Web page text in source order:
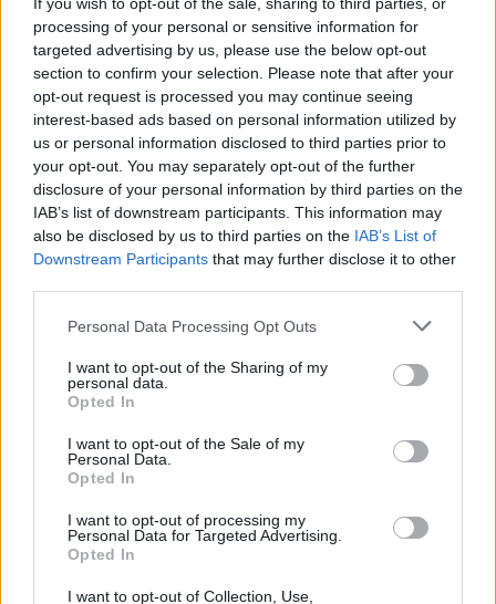
processing of your personal or sensitive information for
targeted advertising by us, please use the below opt-out
section to confirm your selection. Please note that after your
opt-out request is processed you may continue seeing
interest-based ads based on personal information utilized by
us or personal information disclosed to third parties prior to
your opt-out. You may separately opt-out of the further
disclosure of your personal information by third parties on the
IAB’s list of downstream participants. This information may
also be disclosed by us to third parties on the IAB’s List of
Downstream Participants that may further disclose it to other
Please note that this website/app uses one or more Google
not limited to your visit or usage behaviour. You may click to
grant or deny consent to Google and its third-party tags to
use your data for below specified purposes in below Google
consent section.
Personal Data Processing Opt Outs
I want to opt-out of the Sharing of my
personal data.
Opted In
I want to opt-out of the Sale of my
Personal Data.
Opted In
I want to opt-out of processing my
Personal Data for Targeted Advertising.
Opted In
I want to opt-out of Collection, Use,
bramek, kartki, składy, statystyki i informacje o przebiegu
spotkania. To kompletne źródło danych dla kibiców i pasjonatów
lokalnej piłki nożnej. Jeżeli aktualnie nie widzisz tutaj danych z pewnością
pracujemy nad tym żeby je uzupełnić.
Wynik meczu LKS Odrzechowa vs Orły Jabłonka
Po zakończeniu spotkania automatycznie publikujemyoficjalny wynik
spotkania, a także dane meczowe, jeśli są dostępne.
Pełny harmonogram rozgrywek dostępny jest tutaj:Krosno > Klasa B,
gr. II - terminarz.
Informacje o składach i strzelcach
rezerwowych, zmiany oraz listę strzelców bramek. Informacje te
Jeśli jesteś kibicem klubu LKS Odrzechowa lub Orły Jabłonka - zaglądaj
tutaj częściej. Nasz serwis regularnie dostarcza informacje o
PodkarpacieLive.pl to największa bazameczów lokalnych drużyn
piłkarskichw województwie. Sprawdź nasze relacje, śledź ulubioną ligę i
bądź na bieżąco z wydarzeniami z boisk!
Analiza przed meczem: LKS Odrzechowa vs Orły Jabłonka
LKS Odrzechowa - Orły Jabłonka
sierpnia 2025. Początek meczu o godz. 11:00.